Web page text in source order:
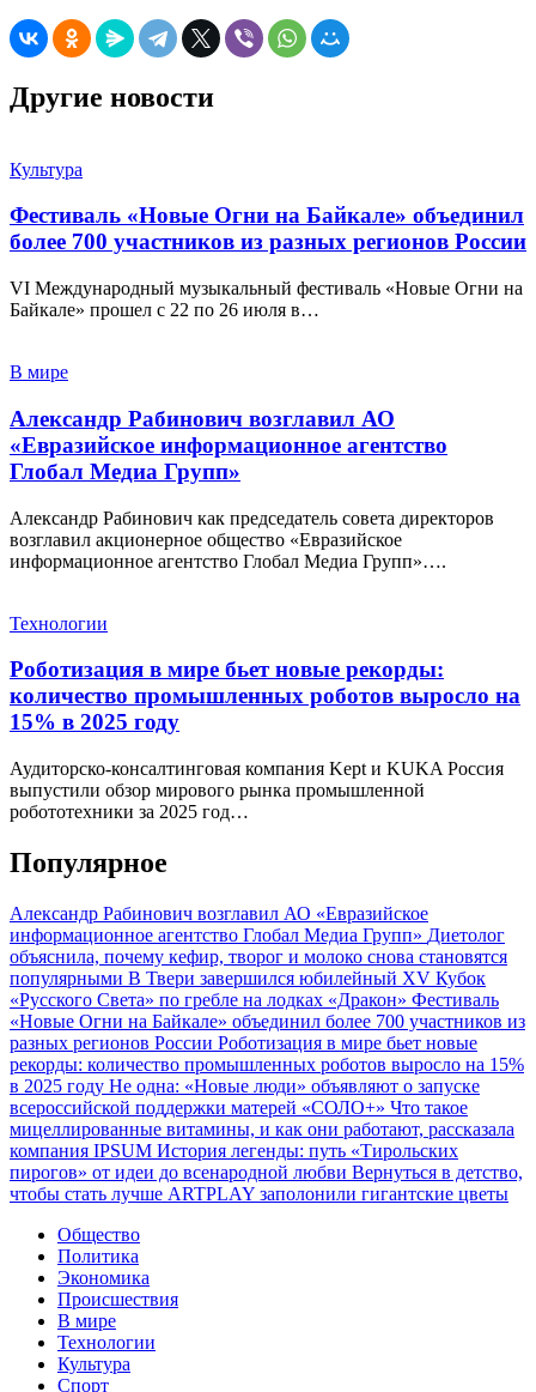
Другие новости
Культура
Фестиваль «Новые Огни на Байкале» объединил
более 700 участников из разных регионов России
VI Международный музыкальный фестиваль «Новые Огни на
Байкале» прошел с 22 по 26 июля в…
В мире
Александр Рабинович возглавил АО
«Евразийское информационное агентство
Глобал Медиа Групп»
Александр Рабинович как председатель совета директоров
возглавил акционерное общество «Евразийское
информационное агентство Глобал Медиа Групп»….
Технологии
Роботизация в мире бьет новые рекорды:
количество промышленных роботов выросло на
15% в 2025 году
Аудиторско-консалтинговая компания Kept и KUKA Россия
выпустили обзор мирового рынка промышленной
робототехники за 2025 год…
Популярное
Александр Рабинович возглавил АО «Евразийское
информационное агентство Глобал Медиа Групп» Диетолог
объяснила, почему кефир, творог и молоко снова становятся
популярными В Твери завершился юбилейный XV Кубок
«Русского Света» по гребле на лодках «Дракон» Фестиваль
«Новые Огни на Байкале» объединил более 700 участников из
разных регионов России Роботизация в мире бьет новые
рекорды: количество промышленных роботов выросло на 15%
в 2025 году Не одна: «Новые люди» объявляют о запуске
всероссийской поддержки матерей «СОЛО+» Что такое
мицеллированные витамины, и как они работают, рассказала
компания IPSUM История легенды: путь «Тирольских
пирогов» от идеи до всенародной любви Вернуться в детство,
чтобы стать лучше ARTPLAY заполонили гигантские цветы
Общество
Политика
Экономика
Происшествия
В мире
Технологии
Культура
Спорт